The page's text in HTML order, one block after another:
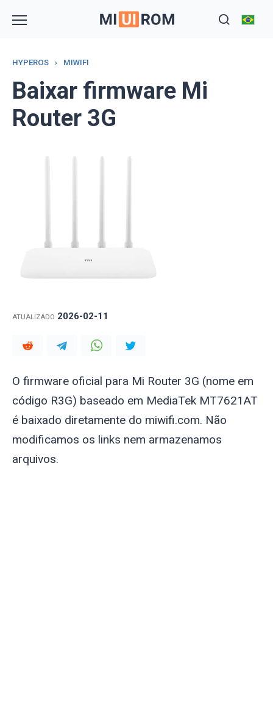
HYPEROS › MIWIFI
Baixar firmware Mi
Router 3G
ATUALIZADO 2026-02-11
O firmware oficial para Mi Router 3G (nome em
código R3G) baseado em MediaTek MT7621AT
é baixado diretamente do miwifi.com. Não
modificamos os links nem armazenamos
arquivos.